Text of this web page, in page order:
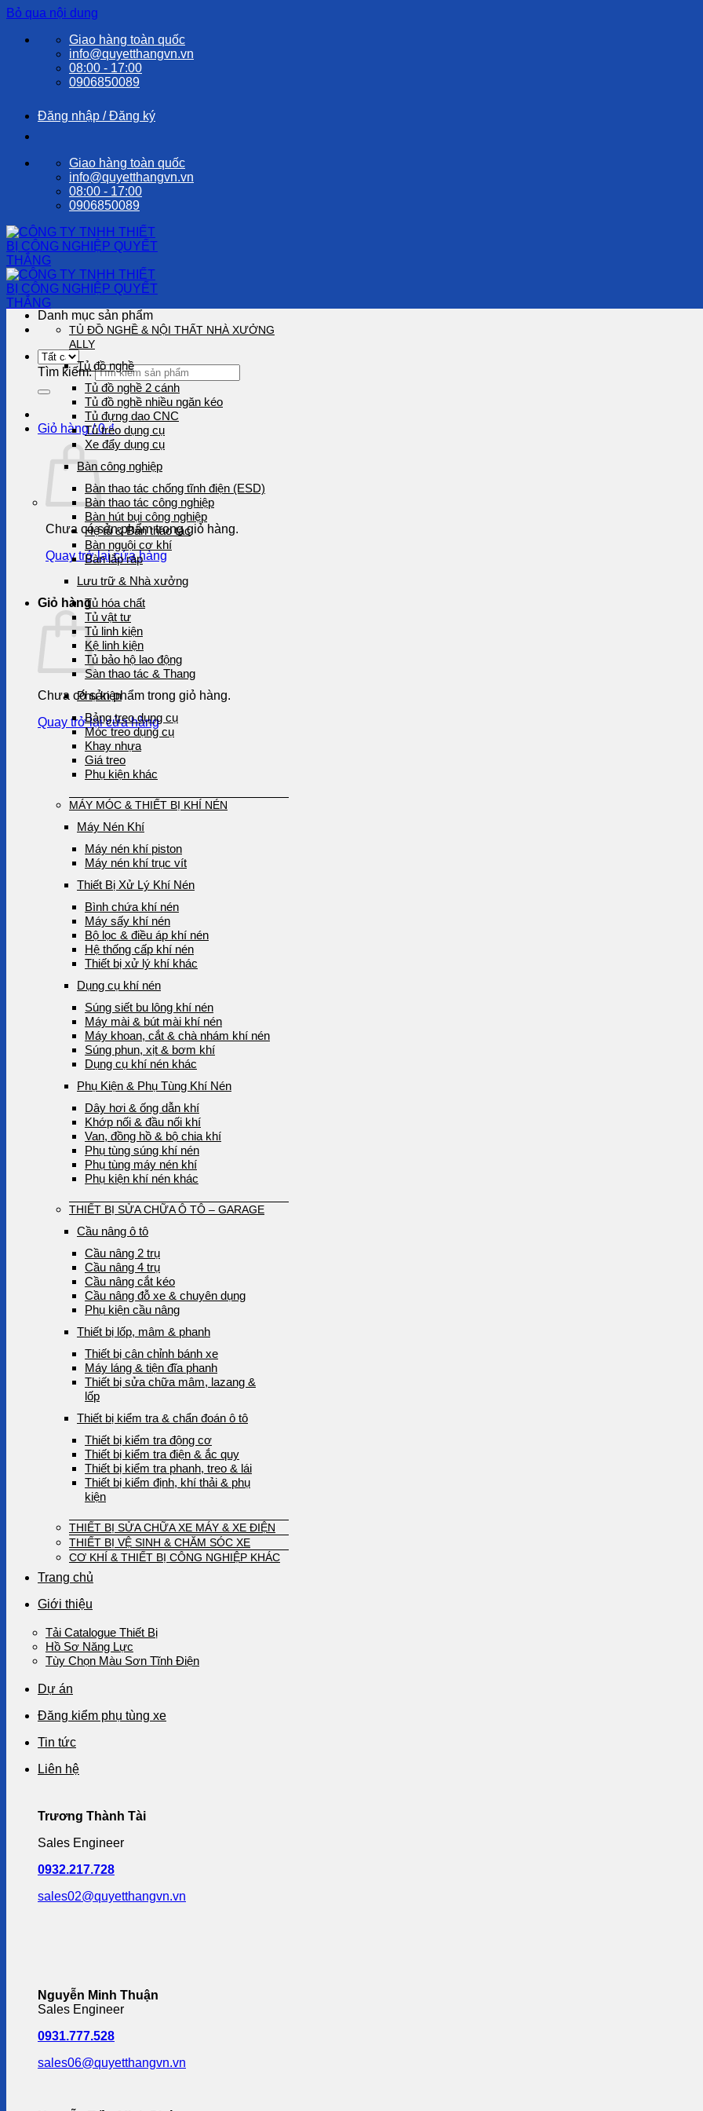
Bỏ qua nội dung
Giao hàng toàn quốc
info@quyetthangvn.vn
08:00 - 17:00
0906850089
Đăng nhập / Đăng ký
Giao hàng toàn quốc
info@quyetthangvn.vn
08:00 - 17:00
0906850089
Tìm kiếm:
Giỏ hàng /0₫
Chưa có sản phẩm trong giỏ hàng.
Quay trở lại cửa hàng
Giỏ hàng
Chưa có sản phẩm trong giỏ hàng.
Quay trở lại cửa hàng
Danh mục sản phẩm
TỦ ĐỒ NGHỀ & NỘI THẤT NHÀ XƯỞNG
ALLY
Tủ đồ nghề
Tủ đồ nghề 2 cánh
Tủ đồ nghề nhiều ngăn kéo
Tủ đựng dao CNC
Tủ treo dụng cụ
Xe đẩy dụng cụ
Bàn công nghiệp
Bàn thao tác chống tĩnh điện (ESD)
Bàn thao tác công nghiệp
Bàn hút bụi công nghiệp
Hệ tủ & Bàn thao tác
Bàn nguội cơ khí
Bàn lắp ráp
Lưu trữ & Nhà xưởng
Tủ hóa chất
Tủ vật tư
Tủ linh kiện
Kệ linh kiện
Tủ bảo hộ lao động
Sàn thao tác & Thang
Phụ kiện
Bảng treo dụng cụ
Móc treo dụng cụ
Khay nhựa
Giá treo
Phụ kiện khác
MÁY MÓC & THIẾT BỊ KHÍ NÉN
Máy Nén Khí
Máy nén khí piston
Máy nén khí trục vít
Thiết Bị Xử Lý Khí Nén
Bình chứa khí nén
Máy sấy khí nén
Bộ lọc & điều áp khí nén
Hệ thống cấp khí nén
Thiết bị xử lý khí khác
Dụng cụ khí nén
Súng siết bu lông khí nén
Máy mài & bút mài khí nén
Máy khoan, cắt & chà nhám khí nén
Súng phun, xịt & bơm khí
Dụng cụ khí nén khác
Phụ Kiện & Phụ Tùng Khí Nén
Dây hơi & ống dẫn khí
Khớp nối & đầu nối khí
Van, đồng hồ & bộ chia khí
Phụ tùng súng khí nén
Phụ tùng máy nén khí
Phụ kiện khí nén khác
THIẾT BỊ SỬA CHỮA Ô TÔ – GARAGE
Cầu nâng ô tô
Cầu nâng 2 trụ
Cầu nâng 4 trụ
Cầu nâng cắt kéo
Cầu nâng đỗ xe & chuyên dụng
Phụ kiện cầu nâng
Thiết bị lốp, mâm & phanh
Thiết bị cân chỉnh bánh xe
Máy láng & tiện đĩa phanh
Thiết bị sửa chữa mâm, lazang &
lốp
Thiết bị kiểm tra & chẩn đoán ô tô
Thiết bị kiểm tra động cơ
Thiết bị kiểm tra điện & ắc quy
Thiết bị kiểm tra phanh, treo & lái
Thiết bị kiểm định, khí thải & phụ
kiện
THIẾT BỊ SỬA CHỮA XE MÁY & XE ĐIỆN
THIẾT BỊ VỆ SINH & CHĂM SÓC XE
CƠ KHÍ & THIẾT BỊ CÔNG NGHIỆP KHÁC
Trang chủ
Giới thiệu
Tải Catalogue Thiết Bị
Hồ Sơ Năng Lực
Tùy Chọn Màu Sơn Tĩnh Điện
Dự án
Đăng kiểm phụ tùng xe
Tin tức
Liên hệ
Trương Thành Tài
Sales Engineer
0932.217.728
sales02@quyetthangvn.vn
Nguyễn Minh Thuận
Sales Engineer
0931.777.528
sales06@quyetthangvn.vn